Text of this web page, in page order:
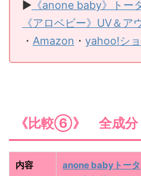
▶ 《anone baby》トー
《アロベビー》UV＆ア
・ Amazon ・ yahoo!シ
《比較⑥》 全成分
内容
anone babyトータ